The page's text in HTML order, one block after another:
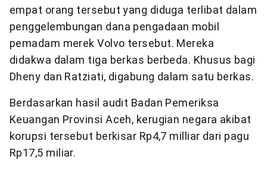
empat orang tersebut yang diduga terlibat dalam
penggelembungan dana pengadaan mobil
pemadam merek Volvo tersebut. Mereka
didakwa dalam tiga berkas berbeda. Khusus bagi
Dheny dan Ratziati, digabung dalam satu berkas.
Berdasarkan hasil audit Badan Pemeriksa
Keuangan Provinsi Aceh, kerugian negara akibat
korupsi tersebut berkisar Rp4,7 milliar dari pagu
Rp17,5 miliar.